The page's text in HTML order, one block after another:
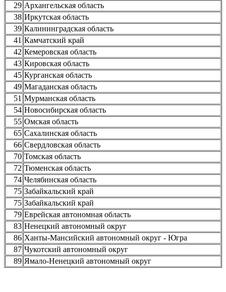
29 Архангельская область
38 Иркутская область
39 Калининградская область
41 Камчатский край
42 Кемеровская область
43 Кировская область
45 Курганская область
49 Магаданская область
51 Мурманская область
54 Новосибирская область
55 Омская область
65 Сахалинская область
66 Свердловская область
70 Томская область
72 Тюменская область
74 Челябинская область
75 Забайкальский край
75 Забайкальский край
79 Еврейская автономная область
83 Ненецкий автономный округ
86 Ханты-Мансийский автономный округ - Югра
87 Чукотский автономный округ
89 Ямало-Ненецкий автономный округ